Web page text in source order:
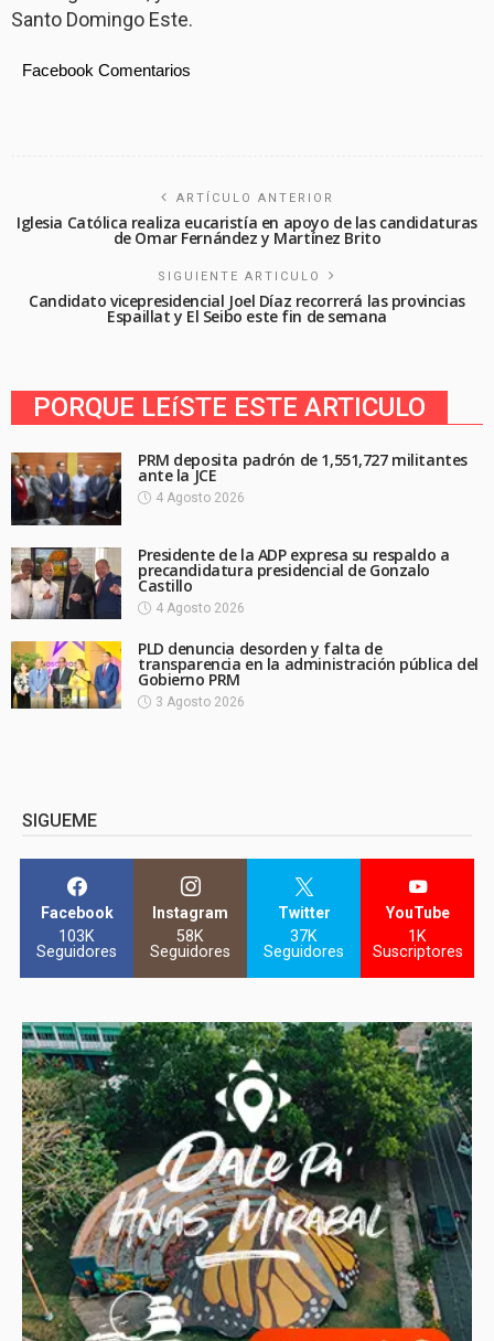
Santo Domingo Este.
Facebook Comentarios
ARTÍCULO ANTERIOR
Iglesia Católica realiza eucaristía en apoyo de las candidaturas
de Omar Fernández y Martínez Brito
SIGUIENTE ARTICULO
Candidato vicepresidencial Joel Díaz recorrerá las provincias
Espaillat y El Seibo este fin de semana
PORQUE LEíSTE ESTE ARTICULO
PRM deposita padrón de 1,551,727 militantes
ante la JCE
4 Agosto 2026
Presidente de la ADP expresa su respaldo a
precandidatura presidencial de Gonzalo
Castillo
4 Agosto 2026
PLD denuncia desorden y falta de
transparencia en la administración pública del
Gobierno PRM
3 Agosto 2026
SIGUEME
Facebook
103K
Seguidores
Instagram
58K
Seguidores
Twitter
37K
Seguidores
YouTube
1K
Suscriptores